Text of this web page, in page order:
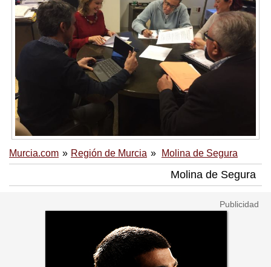
Murcia.com Región de Murcia Molina de Segura
Molina de Segura